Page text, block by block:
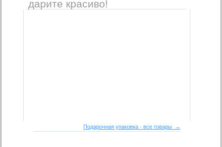
дарите красиво!
Подарочная упаковка - все товары →